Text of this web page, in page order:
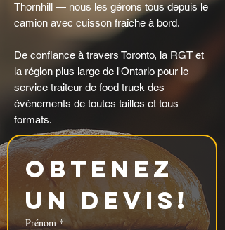
Thornhill — nous les gérons tous depuis le
camion avec cuisson fraîche à bord.
De confiance à travers Toronto, la RGT et
la région plus large de l'Ontario pour le
service traiteur de food truck des
événements de toutes tailles et tous
formats.
Obtenez
un devis!
Prénom *